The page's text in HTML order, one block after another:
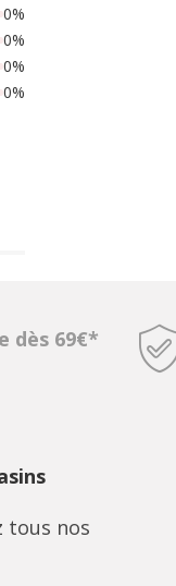
0%
0%
0%
0%
dès 69€*
tous nos